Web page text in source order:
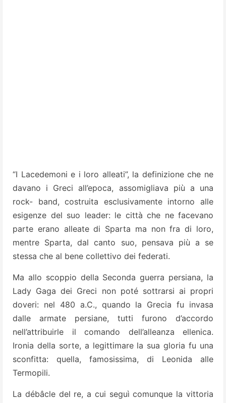
“I Lacedemoni e i loro alleati”, la definizione che ne
davano i Greci all’epoca, assomigliava più a una
rock- band, costruita esclusivamente intorno alle
esigenze del suo leader: le città che ne facevano
parte erano alleate di Sparta ma non fra di loro,
mentre Sparta, dal canto suo, pensava più a se
stessa che al bene collettivo dei federati.
Ma allo scoppio della Seconda guerra persiana, la
Lady Gaga dei Greci non poté sottrarsi ai propri
doveri: nel 480 a.C., quando la Grecia fu invasa
dalle armate persiane, tutti furono d’accordo
nell’attribuirle il comando dell’alleanza ellenica.
Ironia della sorte, a legittimare la sua gloria fu una
sconfitta: quella, famosissima, di Leonida alle
Termopili.
La débâcle del re, a cui seguì comunque la vittoria